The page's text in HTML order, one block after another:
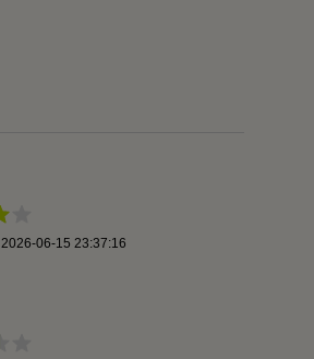
2026-06-15 23:37:16